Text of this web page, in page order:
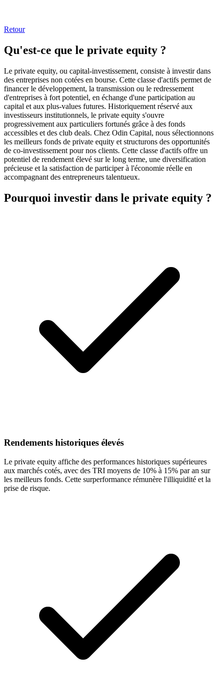
Retour
Qu'est-ce que le private equity ?
Le private equity, ou capital-investissement, consiste à investir dans
des entreprises non cotées en bourse. Cette classe d'actifs permet de
financer le développement, la transmission ou le redressement
d'entreprises à fort potentiel, en échange d'une participation au
capital et aux plus-values futures. Historiquement réservé aux
investisseurs institutionnels, le private equity s'ouvre
progressivement aux particuliers fortunés grâce à des fonds
accessibles et des club deals. Chez Odin Capital, nous sélectionnons
les meilleurs fonds de private equity et structurons des opportunités
de co-investissement pour nos clients. Cette classe d'actifs offre un
potentiel de rendement élevé sur le long terme, une diversification
précieuse et la satisfaction de participer à l'économie réelle en
accompagnant des entrepreneurs talentueux.
Pourquoi investir dans le private equity ?
Rendements historiques élevés
Le private equity affiche des performances historiques supérieures
aux marchés cotés, avec des TRI moyens de 10% à 15% par an sur
les meilleurs fonds. Cette surperformance rémunère l'illiquidité et la
prise de risque.